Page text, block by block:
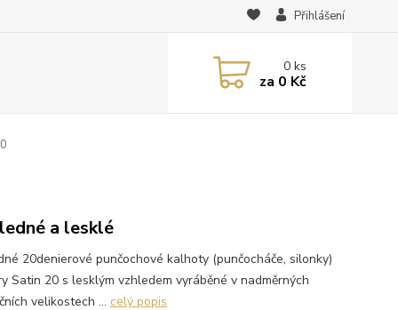
Přihlášení
0ks
za 0 Kč
a lesklé
20denierové punčochové kalhoty (punčocháče, silonky)
Satin 20 s lesklým vzhledem vyráběné v nadměrných
velikostech ... celý popis